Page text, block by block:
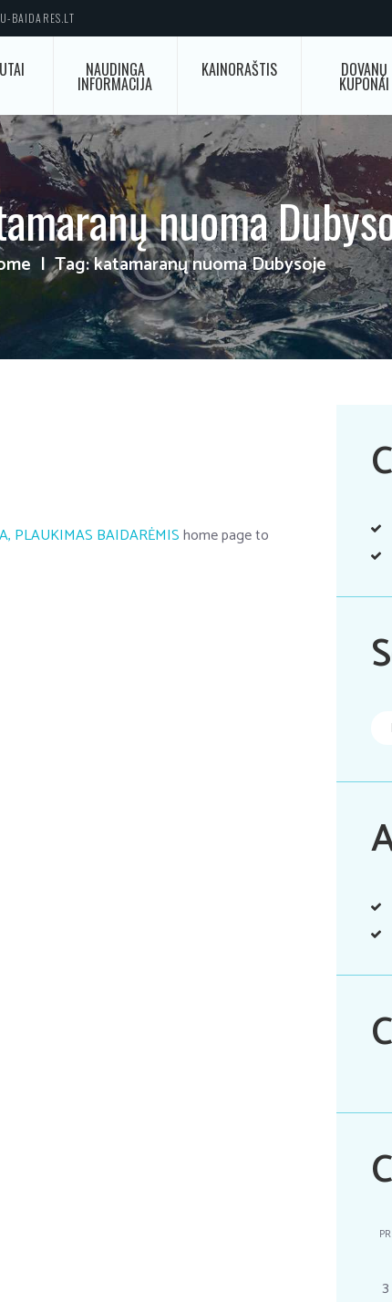
BAIDARES.LT
NAUDINGA
INFORMACIJA
KAINORAŠTIS DOVANŲ
KUPONAI
nuoma
Tag: katamaranų nuoma Dubysoje
PLAUKIMAS BAIDARĖMIShome page to
PR
3